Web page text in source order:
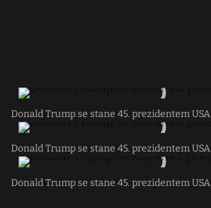
Donald Trump se stane 45. prezidentem USA
Donald Trump se stane 45. prezidentem USA
Donald Trump se stane 45. prezidentem USA